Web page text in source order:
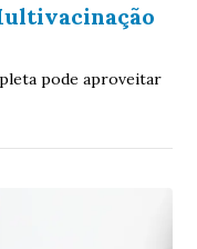
pode aproveitar